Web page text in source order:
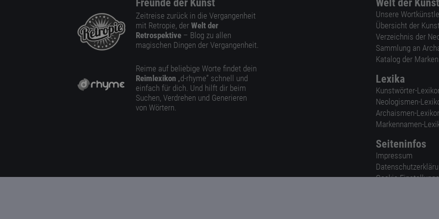
Freunde der Kunst
Zeitreise zurück in die Vergangenheit
mit Retropie, der Welt der
Retrospektive – Blog zu allen
magischen Dingen der Vergangenheit.
Reime auf beliebige Worte findet dein
Reimlexikon „d-rhyme” schnell und
einfach für dich. Und hilft dir beim
Suchen, Verdrehen und Generieren
von Wörtern.
Welt der
Unsere
Übersicht der
Verzeichnis der
Sammlung an
Katalog der
Lexika
Kunstwörter-
Neologismen-
Archaismen-
Markennamen-
Seiteninfos
Impressum
Cookie-